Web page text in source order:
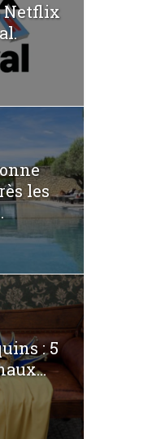
Netflix
les
: 5